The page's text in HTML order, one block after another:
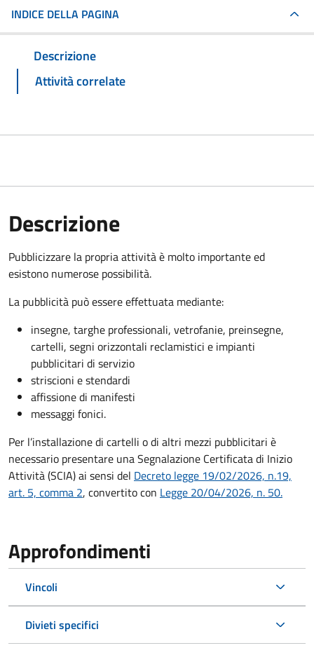
INDICE DELLA PAGINA
Descrizione
Attività correlate
Descrizione
Pubblicizzare la propria attività è molto importante ed
esistono numerose possibilità.
La pubblicità può essere effettuata mediante:
insegne, targhe professionali, vetrofanie, preinsegne,
cartelli, segni orizzontali reclamistici e impianti
pubblicitari di servizio
striscioni e stendardi
affissione di manifesti
messaggi fonici.
Per l’installazione di cartelli o di altri mezzi pubblicitari è
necessario presentare una Segnalazione Certificata di Inizio
Attività (SCIA) ai sensi del Decreto legge 19/02/2026, n.19,
art. 5, comma 2, convertito con Legge 20/04/2026, n. 50.
Approfondimenti
Vincoli
Divieti specifici